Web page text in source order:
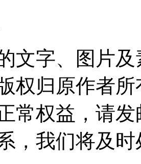
文字、图片
权归原作者
常权益，请发
，我们将及时